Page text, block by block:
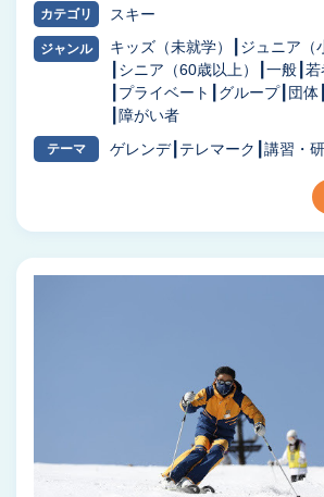
カテゴリ スキー
ジャンル キッズ（未就学）
ジュニア（
シニア（60歳以上）
一般 若
プライベート
グループ 団体
障がい者
テーマ ゲレンデ テレマーク 講習・